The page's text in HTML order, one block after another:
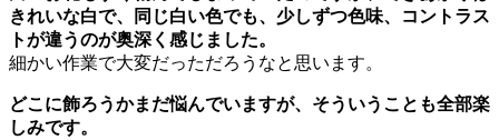
きれいな白で、同じ白い色でも、少しずつ色味、コントラス
トが違うのが奥深く感じました。
細かい作業で大変だっただろうなと思います。
どこに飾ろうかまだ悩んでいますが、そういうことも全部楽
しみです。